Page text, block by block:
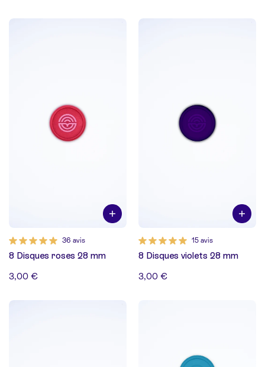
36 avis
8 Disques roses 28 mm
3,00 €
15 avis
8 Disques violets 28 mm
3,00 €